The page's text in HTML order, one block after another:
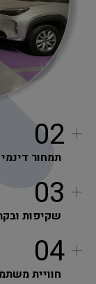
02
תמחור דינמי
03
שקיפות
04
חוויית